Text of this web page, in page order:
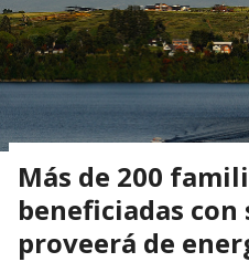
Más de 200
beneficiadas
proveerá de